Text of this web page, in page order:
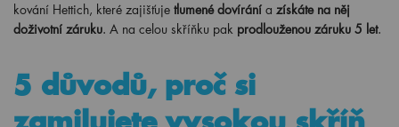
kování Hettich, které zajišťuje tlumené dovírání a získáte na něj
doživotní záruku. A na celou skříňku pak prodlouženou záruku 5 let.
5 důvodů, proč si